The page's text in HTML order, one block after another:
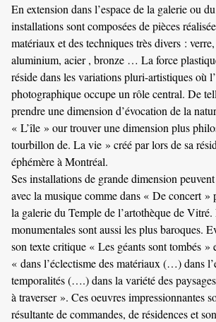
En extension dans l’espace de la galerie ou
installations sont composées de pièces
matériaux et des techniques très divers :
aluminium, acier , bronze … La force
réside dans les variations pluri-artistiques où
photographique occupe un rôle central. De
prendre une dimension d’évocation de la
« L’île » our trouver une dimension plus
tourbillon de. La vie » créé par lors de sa
éphémère à Montréal.
Ses installations de grande dimension
avec la musique comme dans « De concert »
la galerie du Temple de l’artothèque de
monumentales sont aussi les plus baroques.
son texte critique « Les géants sont tombés »
« dans l’éclectisme des matériaux (…) dans
temporalités (….) dans la variété des
à traverser ». Ces oeuvres impressionnantes
résultante de commandes, de résidences et